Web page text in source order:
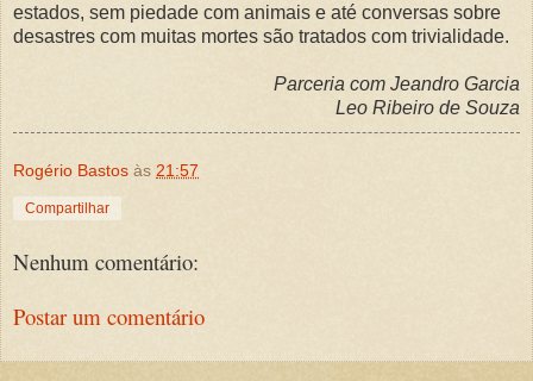
estados, sem piedade com animais e até conversas sobre
desastres com muitas mortes são tratados com trivialidade.
Parceria com Jeandro Garcia
Leo Ribeiro de Souza
Rogério Bastos às 21:57
Compartilhar
Nenhum comentário:
Postar um comentário